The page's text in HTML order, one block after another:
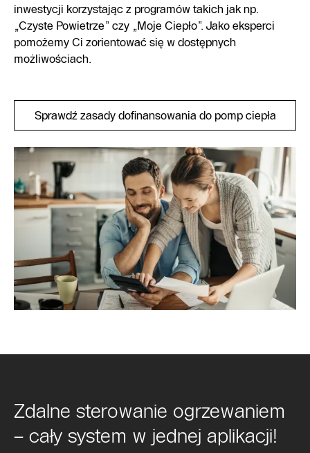
inwestycji korzystając z programów takich jak np.
„Czyste Powietrze” czy „Moje Ciepło”. Jako eksperci
pomożemy Ci zorientować się w dostępnych
możliwościach.
Sprawdź zasady dofinansowania do pomp ciepła
Zdalne sterowanie ogrzewaniem
– cały system w jednej aplikacji!